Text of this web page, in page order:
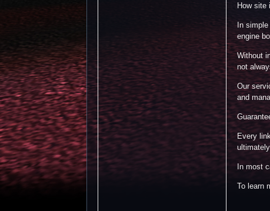
How site
In
engine
Without
not
Our
and
Every
In most
To learn